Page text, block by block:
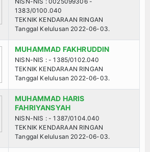
1383/0100.040
TEKNIK KENDARAAN RINGAN
Tanggal Kelulusan 2022-06-03.
MUHAMMAD FAKHRUDDIN
NISN-NIS : - 1385/0102.040
TEKNIK KENDARAAN RINGAN
Tanggal Kelulusan 2022-06-03.
MUHAMMAD HARIS
FAHRIYANSYAH
NISN-NIS : - 1387/0104.040
TEKNIK KENDARAAN RINGAN
Tanggal Kelulusan 2022-06-03.